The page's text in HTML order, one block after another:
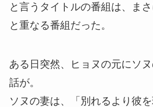
と言うタイトルの番組は、ま
と重なる番組だった。
ある日突然、ヒョヌの元にソ
話が。
ソヌの妻は、「別れるより彼